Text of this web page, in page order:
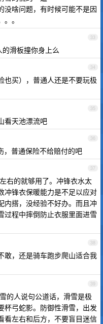
没啥问题，有时候可能不是因
。
33
滑板撞你身上么
34
也买），普通人还是不要玩极
35
看天池漂流吧
36
，普通保险不给赔付的吧
37
右的就够用了。冲锋衣水太
冲锋衣保暖能力是不足以应对
内搭，没经验不好办。而且冲
过程中摔倒防止衣服里面进雪
38
敢，还是骑车跑步爬山适合我
39
的人说句公道话，滑雪是极
杯弓蛇影。防御性滑雪，出发
看左右和后方，不要盲目迷信